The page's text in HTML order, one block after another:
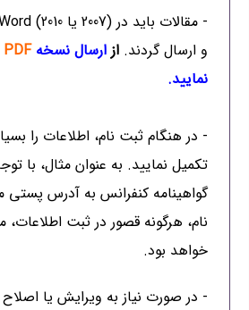
و ارسال گردند. ازارسال نسخهPDF
نمایید.
- در هنگام ثبت نام، اطلاعات را
تکمیل نمایید. به عنوان مثال، با
گواهینامه کنفرانس به آدرس پستی
نام، هرگونه قصور در ثبت اطلاعات،
خواهد بود.
- در صورت نیاز به ویرایش یا اصلاح